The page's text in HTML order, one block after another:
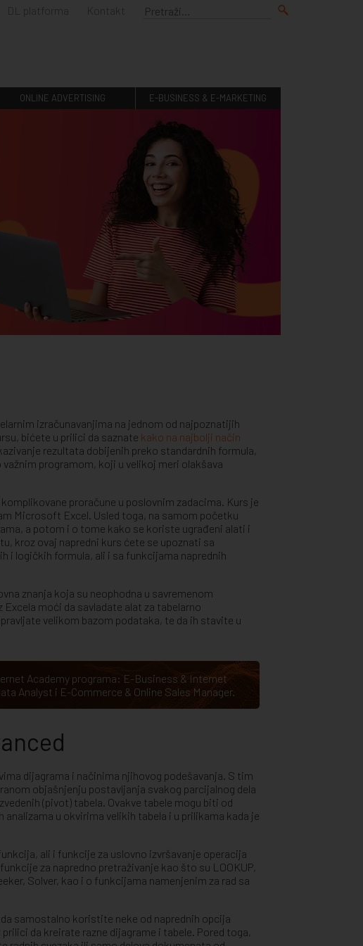
DL platforma Kontakt
ONLINE ADVERTISING E-BUSINESS & E-MARKETING
izračunavanjima na jednom od najpoznatijih
bićete u prilici da saznate kako na najbolji način
rezultata dobijenih preko standardnih formula,
programom, koji u velikoj meri olakšava
proračune u poslovnim zadacima. Kurs je
Microsoft Excel. Usled toga, na samom početku
a potom i o tome kako se koriste ugrađeni alati i
kroz ovaj napredni kurs ćete se upoznati sa
i logičkih formula, ali i sa funkcijama naprednih
znanja koja su neophodna u savremenom
moći da savladate alat za tabelarno
velikom bazom podataka, te da ih stavite u
Academy programa: E-Business & Internet
Analyst i E-Commerce & Online Sales Manager.
dijagrama i načinima njihovog podešavanja. S tim
objašnjenju postavljanja svakog parcijalnog dela
(pivot) tabela. Ovakve tabele mogu biti od
u okvirima velikih tabela i u prilikama kada je
ali i funkcije za uslovno izvršavanje operacija
za napredno pretraživanje kao što su LOOKUP,
Solver, kao i o funkcijama namenjenim za rad sa
samostalno koristite neke od naprednih opcija
da kreirate razne dijagrame i tabele. Pored toga,